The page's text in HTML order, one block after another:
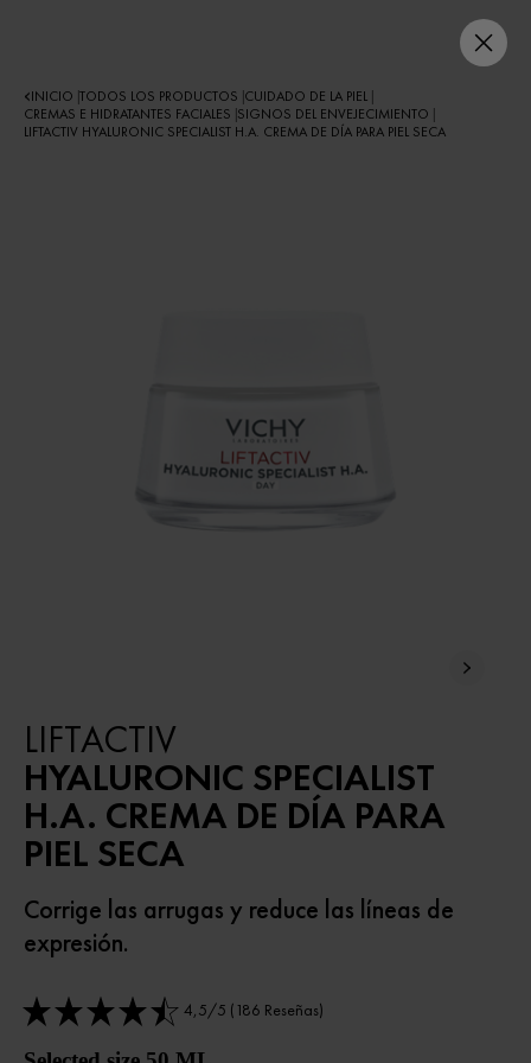
INICIO TODOS LOS PRODUCTOS CUIDADO DE LA PIEL
CREMAS E HIDRATANTES FACIALES SIGNOS DEL ENVEJECIMIENTO
LIFTACTIV HYALURONIC SPECIALIST H.A. CREMA DE DÍA PARA PIEL SECA
LIFTACTIV
HYALURONIC SPECIALIST
H.A. CREMA DE DÍA PARA
PIEL SECA
Corrige las arrugas y reduce las líneas de
expresión.
4,5/5 (186 Reseñas)